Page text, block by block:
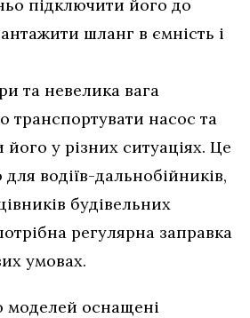
підключити його до
шланг в ємність і
та невелика вага
транспортувати насос та
його у різних ситуаціях. Це
водіїв-дальнобійників,
будівельних
регулярна заправка
умовах.
моделей оснащені